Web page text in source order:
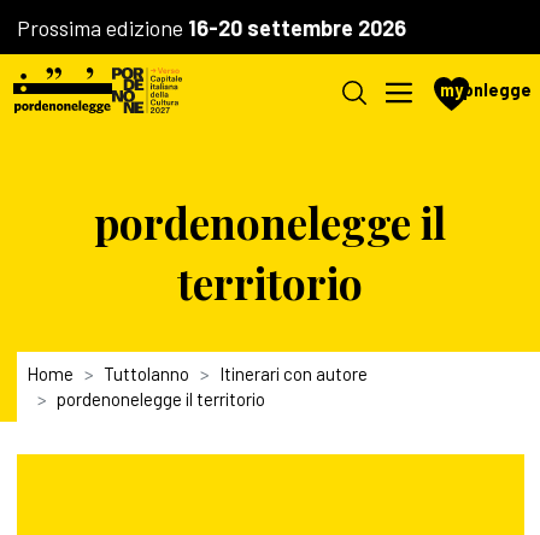
Prossima edizione 16-20 settembre 2026
mypnlegge
pordenonelegge il
territorio
Home Tuttolanno
Itinerari con autore
pordenonelegge il territorio